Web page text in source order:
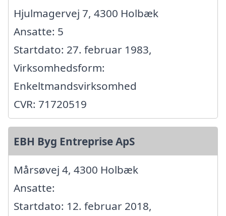
Hjulmagervej 7, 4300 Holbæk
Ansatte: 5
Startdato: 27. februar 1983,
Virksomhedsform:
Enkeltmandsvirksomhed
CVR: 71720519
EBH Byg Entreprise ApS
Mårsøvej 4, 4300 Holbæk
Ansatte:
Startdato: 12. februar 2018,